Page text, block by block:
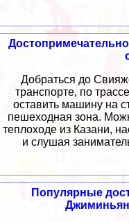
Добраться до
транспорте, по
оставить машину на
пешеходная зона.
теплоходе из Казани,
и слушая
Популярные